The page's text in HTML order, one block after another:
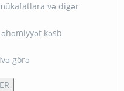
və digər
kəsb
görə